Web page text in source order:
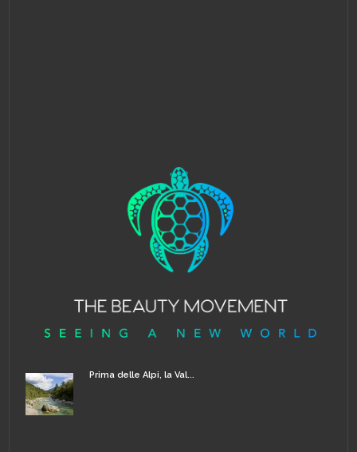
Prima delle Alpi, la Val...